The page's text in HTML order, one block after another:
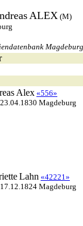
ALEX (M)
Alex «556»
Magdeburg
Lahn «42221»
Magdeburg